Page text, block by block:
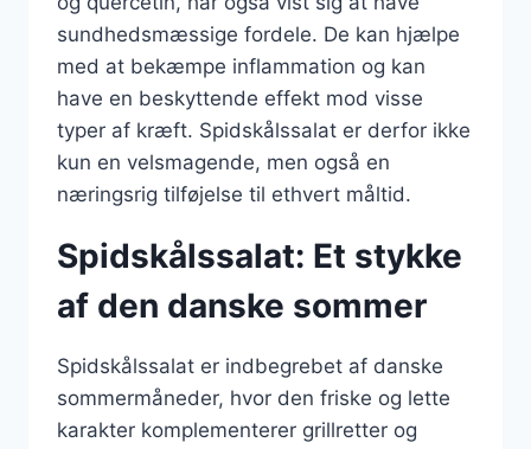
sundhedsmæssige fordele. De kan hjælpe
med at bekæmpe inflammation og kan
have en beskyttende effekt mod visse
typer af kræft. Spidskålssalat er derfor ikke
kun en velsmagende, men også en
næringsrig tilføjelse til ethvert måltid.
Spidskålssalat: Et stykke
af den danske sommer
Spidskålssalat er indbegrebet af danske
sommermåneder, hvor den friske og lette
karakter komplementerer grillretter og